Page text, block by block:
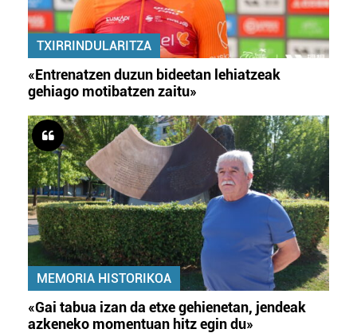
TXIRRINDULARITZA
«Entrenatzen duzun bideetan lehiatzeak
gehiago motibatzen zaitu»
MEMORIA HISTORIKOA
«Gai tabua izan da etxe gehienetan, jendeak
azkeneko momentuan hitz egin du»